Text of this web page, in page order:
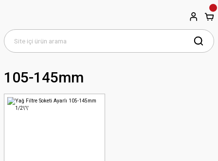
105-145mm